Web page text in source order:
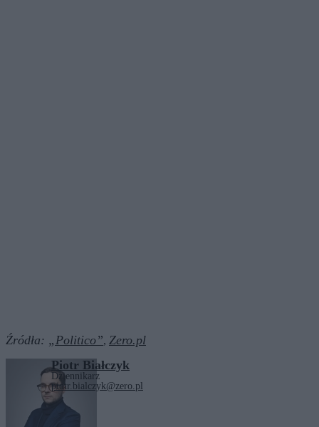
Źródła: „Politico”, Zero.pl
Piotr Białczyk
Dziennikarz
piotr.bialczyk@zero.pl